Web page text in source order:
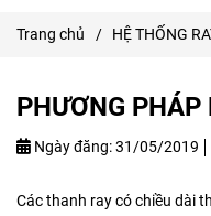
Trang chủ / HỆ THỐNG
PHƯƠNG PHÁP
Ngày đăng:31/05/2019
Các thanh ray có chiều dài